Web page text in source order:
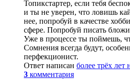
Топикстартер, если тебя
и ты не уверен, что ловишь
нее, попробуй в качестве
сфере. Попробуй писать
Уже в процессе ты поймешь,
Сомнения всегда будут,
перфекционист.
Ответ написан более трёх лет
3 комментария